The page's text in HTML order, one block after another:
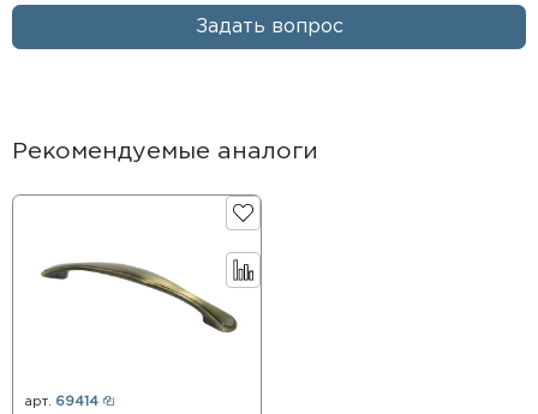
Задать вопрос
Рекомендуемые аналоги
арт. 69414